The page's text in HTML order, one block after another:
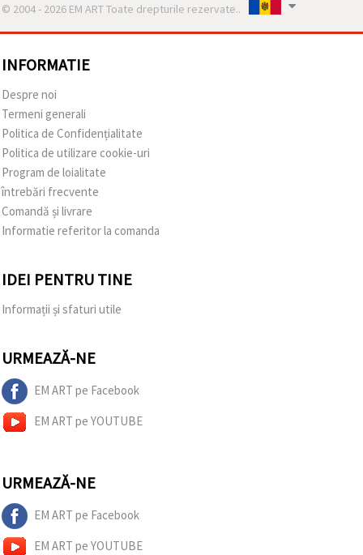
© 2004 - 2026 EM ART Toate drepturile rezervate..
INFORMATIE
Despre noi
Termeni generali
Politica de Confidențialitate
Politica de utilizare cookie-uri
Program de loialitate
întrebări frecvente
Comandă și livrare
Informatie referitor la comanda
IDEI PENTRU TINE
Informații și sfaturi utile
URMEAZĂ-NE
EM ART pe Facebook
EM ART pe YOUTUBE
URMEAZĂ-NE
EM ART pe Facebook
EM ART pe YOUTUBE